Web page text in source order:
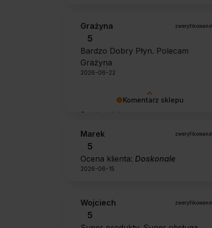
Komentarz sklepu
Bardzo dziękujemy za pozytywną
zapewniał doskonałe efekty przy
każdym użyciu.
Grażyna zweryfikowano
5
Bardzo Dobry Płyn. Polecam
Grażyna
2026-06-22
Marek zweryfikowano
5
Ocena klienta: Doskonale
2026-06-15
Wojciech zweryfikowano
5